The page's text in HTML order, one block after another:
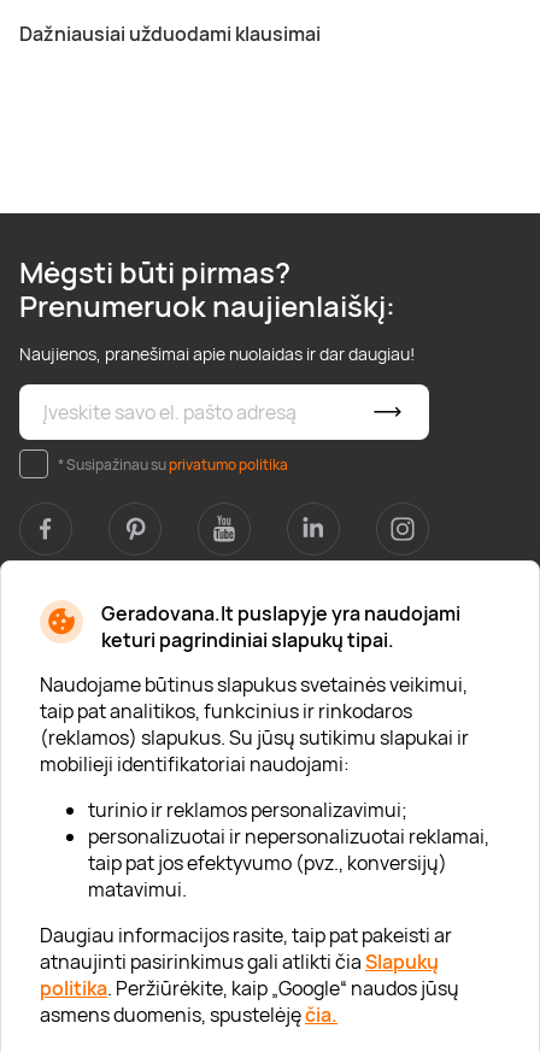
Geradovana.lt puslapyje yra naudojami
keturi pagrindiniai slapukų tipai.
Naudojame būtinus slapukus svetainės veikimui,
taip pat analitikos, funkcinius ir rinkodaros
(reklamos) slapukus. Su jūsų sutikimu slapukai ir
mobilieji identifikatoriai naudojami:
turinio ir reklamos personalizavimui;
personalizuotai ir nepersonalizuotai reklamai,
taip pat jos efektyvumo (pvz., konversijų)
matavimui.
Daugiau informacijos rasite, taip pat pakeisti ar
atnaujinti pasirinkimus gali atlikti čiaSlapukų
politika. Peržiūrėkite, kaip „Google“ naudos jūsų
asmens duomenis, spustelėjęčia.
Dažniausiai užduodami klausimai
Mėgsti būti pirmas?
Prenumeruok naujienlaiškį:
Naujienos, pranešimai apie nuolaidas ir dar daugiau!
* Susipažinau suprivatumo politika
Apie mus
Apie „Gera Dovana“
Lojalumo klubas
Karjera
Visi partneriai
Kontaktai
Tinklaraštis
Informacija